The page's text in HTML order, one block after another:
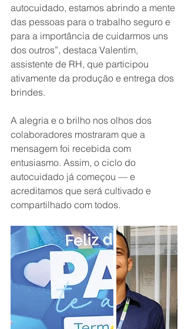
autocuidado, estamos abrindo a mente
das pessoas para o trabalho seguro e
para a importância de cuidarmos uns
dos outros”, destaca Valentim,
assistente de RH, que participou
ativamente da produção e entrega dos
brindes.
A alegria e o brilho nos olhos dos
colaboradores mostraram que a
mensagem foi recebida com
entusiasmo. Assim, o ciclo do
autocuidado já começou — e
acreditamos que será cultivado e
compartilhado com todos.